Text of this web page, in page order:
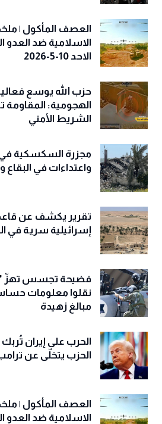
العصف المأكول |
الاسلامية ضد العدو
الاحد 10-5-2026
حزب الله يوسع
الهجومية: المقاومة
الشريط الأمني
مجزرة السكسكية في
واعتداءات في البقاع
تقرير يكشف عن
إسرائيلية سرية في
فضيحة تجسس تهزّ
نقلوا معلومات
مبالغ زهيدة
الحرب على إيران
الحزب يتخلّى عن
العصف المأكول |
الاسلامية ضد العدو